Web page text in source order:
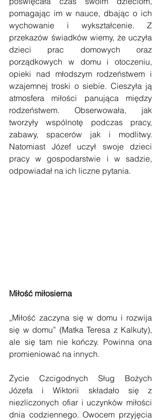
pomagając im w nauce, dbając o ich
wychowanie i wykształcenie. Z
przekazów świadków wiemy, że uczyła
dzieci prac domowych oraz
porządkowych w domu i otoczeniu,
opieki nad młodszym rodzeństwem i
wzajemnej troski o siebie. Cieszyła ją
atmosfera miłości panująca między
rodzeństwem. Obserwowała, jak
tworzyły wspólnotę podczas pracy,
zabawy, spacerów jak i modlitwy.
Natomiast Józef uczył swoje dzieci
pracy w gospodarstwie i w sadzie,
odpowiadał na ich liczne pytania.
Miłość miłosierna
„Miłość zaczyna się w domu i rozwija
się w domu” (Matka Teresa z Kalkuty),
ale się tam nie kończy. Powinna ona
promieniować na innych.
Życie Czcigodnych Sług Bożych
Józefa i Wiktorii składało się z
niezliczonych ofiar i uczynków miłości
dnia codziennego. Owocem przyjęcia